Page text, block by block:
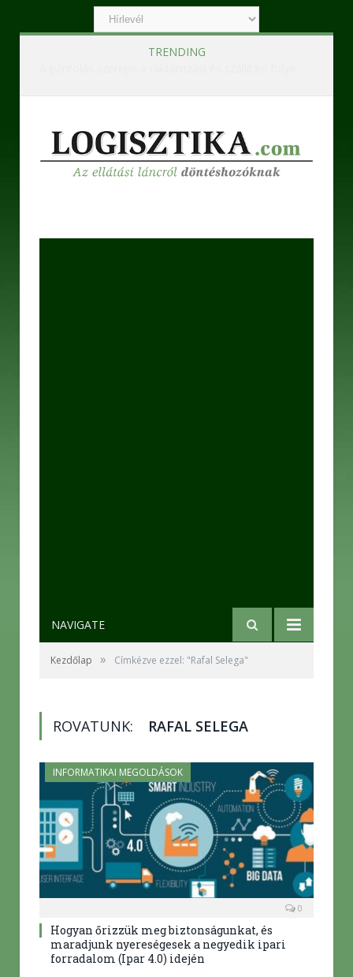
TRENDING
NAVIGATE
Kezdőlap » Címkézve ezzel: "Rafal Selega"
ROVATUNK: RAFAL SELEGA
INFORMATIKAI MEGOLDÁSOK
0
Hogyan őrizzük meg biztonságunkat, és
maradjunk nyereségesek a negyedik ipari
forradalom (Ipar 4.0) idején